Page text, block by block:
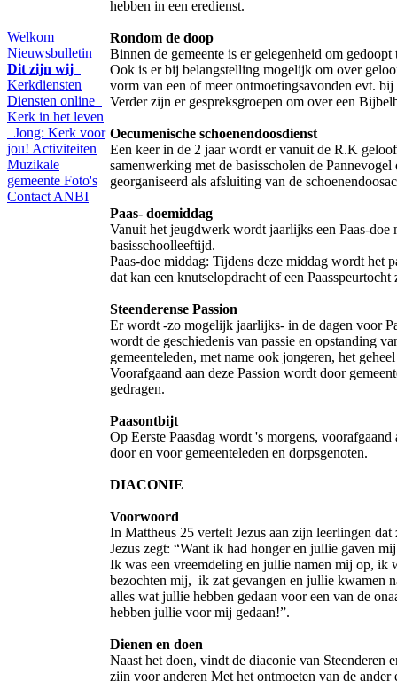
Welkom
Nieuwsbulletin
Dit zijn wij
Kerkdiensten
Diensten online
Kerk in het leven
Jong: Kerk voor
jou! Activiteiten
Muzikale
gemeente Foto's
Contact ANBI
hebben in een eredienst.
Rondom de doop
Binnen de gemeente is er gelegenheid om gedoopt
Ook is er bij belangstelling mogelijk om over
vorm van een of meer ontmoetingsavonden evt.
Verder zijn er gespreksgroepen om over een
Oecumenische schoenendoosdienst
Een keer in de 2 jaar wordt er vanuit de R.K
samenwerking met de basisscholen de
georganiseerd als afsluiting van de
Paas- doemiddag
Vanuit het jeugdwerk wordt jaarlijks een Paas-
basisschoolleeftijd.
Paas-doe middag: Tijdens deze middag wordt het
dat kan een knutselopdracht of een
Steenderense Passion
Er wordt -zo mogelijk jaarlijks- in de dagen voor
wordt de geschiedenis van passie en opstanding
gemeenteleden, met name ook jongeren, het
Voorafgaand aan deze Passion wordt door
gedragen.
Paasontbijt
Op Eerste Paasdag wordt 's morgens,
door en voor gemeenteleden en dorpsgenoten.
DIACONIE
Voorwoord
In Mattheus 25 vertelt Jezus aan zijn leerlingen
Jezus zegt: “Want ik had honger en jullie gaven
Ik was een vreemdeling en jullie namen mij op,
bezochten mij, ik zat gevangen en jullie kwamen
alles wat jullie hebben gedaan voor een van de
hebben jullie voor mij gedaan!”.
Dienen en doen
Naast het doen, vindt de diaconie van Steenderen
zijn voor anderen Met het ontmoeten van de